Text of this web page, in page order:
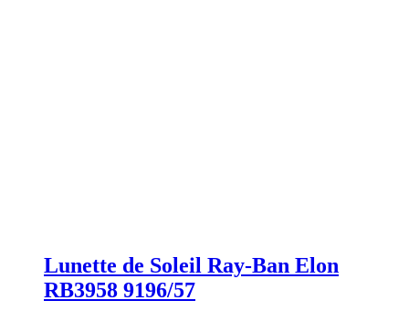
Lunette de Soleil Ray-Ban Elon
RB3958 9196/57